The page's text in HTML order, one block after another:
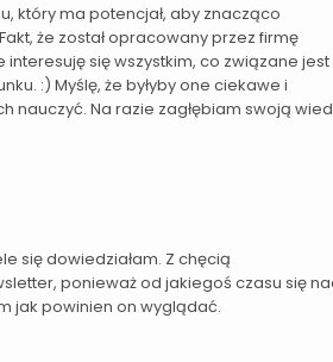
który ma potencjał, aby znacząco
że został opracowany przez firmę
się wszystkim, co związane jest
:) Myślę, że byłyby one ciekawe i
nauczyć. Na razie zagłębiam swoją
się dowiedziałam. Z chęcią
ponieważ od jakiegoś czasu się
jak powinien on wyglądać.